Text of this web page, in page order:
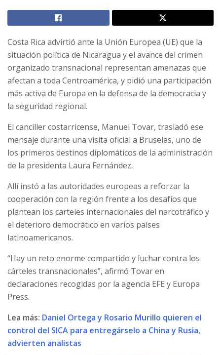
Costa Rica advirtió ante la Unión Europea (UE) que la
situación política de Nicaragua y el avance del crimen
organizado transnacional representan amenazas que
afectan a toda Centroamérica, y pidió una participación
más activa de Europa en la defensa de la democracia y
la seguridad regional.
El canciller costarricense, Manuel Tovar, trasladó ese
mensaje durante una visita oficial a Bruselas, uno de
los primeros destinos diplomáticos de la administración
de la presidenta Laura Fernández.
Allí instó a las autoridades europeas a reforzar la
cooperación con la región frente a los desafíos que
plantean los carteles internacionales del narcotráfico y
el deterioro democrático en varios países
latinoamericanos.
“Hay un reto enorme compartido y luchar contra los
cárteles transnacionales”, afirmó Tovar en
declaraciones recogidas por la agencia EFE y Europa
Press.
Lea más: Daniel Ortega y Rosario Murillo quieren el
control del SICA para entregárselo a China y Rusia,
advierten analistas